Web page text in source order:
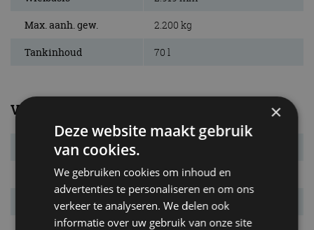
Max. aanh. gew. 2.200 kg
Tankinhoud 70 l
Verbruik
Verbr. gecomb.
CO₂-emissie 132 g/km
Energielabel D
×
Deze website maakt gebruik
van cookies.
We gebruiken cookies om inhoud en
advertenties te personaliseren en om ons
verkeer te analyseren. We delen ook
informatie over uw gebruik van onze site